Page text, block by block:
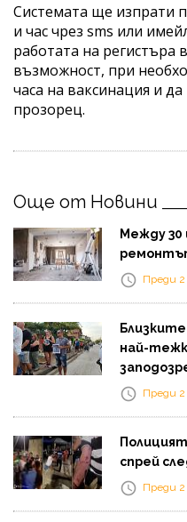
Системата ще изпрати
и час чрез sms или
работата на регистъра
възможност, при
часа на ваксинация и
прозорец.
Още от Новини
Между 30
Преди 2
най-
Преди 2
спрей
Преди 2